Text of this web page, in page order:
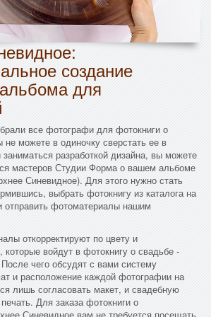
создание
для
все фотографи для фотокниги о
не можете в одиночку сверстать ее в
разработкой дизайна, вы можете
мастеров Студии Форма о вашем альбоме
Синевидное). Для этого нужно стать
выбрать фотокнигу из каталога на
фотоматериалы нашим
откорректируют по цвету и
войдут в фотокнигу о свадьбе -
чего обсудят с вами систему
и расположение каждой фотографии на
лишь согласовать макет, и свадебную
Для заказа фотокниги о